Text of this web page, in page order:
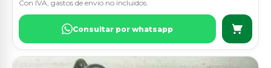
Con IVA, gastos de envio no incluidos.
Consultar por whatsapp